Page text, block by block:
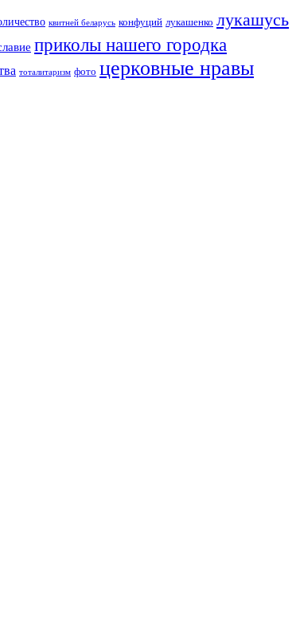
квитней беларусь конфуций лукашенко лукашусь
приколы нашего городка
тоталитаризм фото церковные нравы